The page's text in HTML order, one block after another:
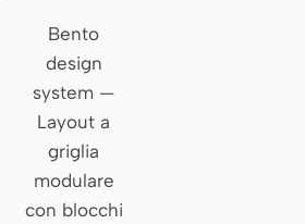
Codex Slides
Open Design Plugin
Codex
Cursor Agent
Bento
design
system —
Layout a
griglia
modulare
con blocchi